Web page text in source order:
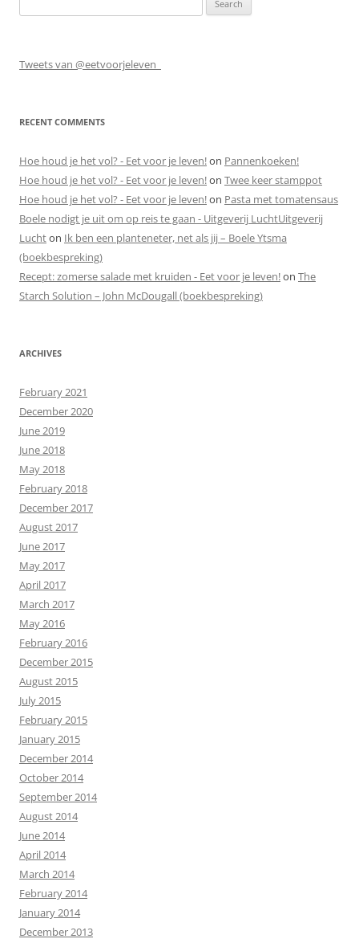
for:
Tweets van @eetvoorjeleven_
RECENT COMMENTS
Hoe houd je het vol? - Eet voor je leven!on Pannenkoeken!
Hoe houd je het vol? - Eet voor je leven!on Twee keer stamppot
Hoe houd je het vol? - Eet voor je leven!on Pasta met tomatensaus
Boele nodigt je uit om op reis te gaan - Uitgeverij LuchtUitgeverij
Luchton Ik ben een planteneter, net als jij – Boele Ytsma
(boekbespreking)
Recept: zomerse salade met kruiden - Eet voor je leven!on The
Starch Solution – John McDougall (boekbespreking)
ARCHIVES
February 2021
December 2020
June 2019
June 2018
May 2018
February 2018
December 2017
August 2017
June 2017
May 2017
April 2017
March 2017
May 2016
February 2016
December 2015
August 2015
July 2015
February 2015
January 2015
December 2014
October 2014
September 2014
August 2014
June 2014
April 2014
March 2014
February 2014
January 2014
December 2013